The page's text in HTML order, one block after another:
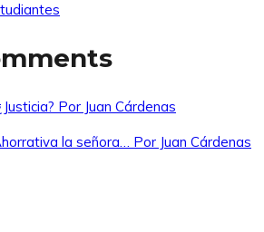
Por Juan Cárdenas
la señora… Por Juan Cárdenas